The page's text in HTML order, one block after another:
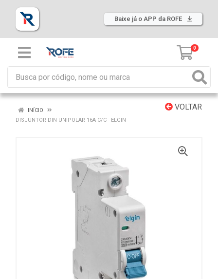
Baixe já o APP da ROFE
0
VOLTAR
INÍCIO
DISJUNTOR DIN UNIPOLAR 16A C/C - ELGIN